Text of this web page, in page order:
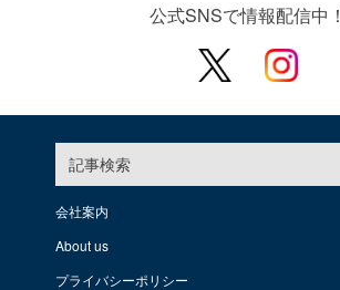
公式SNSで情報配信中！
記事検索
会社案内
About us
プライバシーポリシー